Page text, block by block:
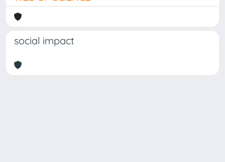
social impact